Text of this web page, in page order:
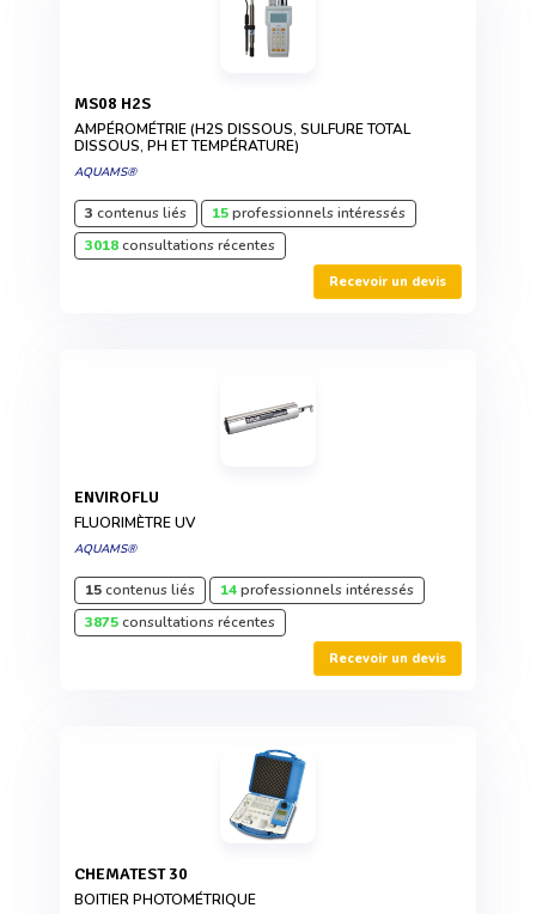
MS08 H2S
AMPÉROMÉTRIE (H2S DISSOUS, SULFURE TOTAL
DISSOUS, PH ET TEMPÉRATURE)
AQUAMS®
3 contenus liés 15professionnels intéressés
3018consultations récentes
Recevoir un devis
ENVIROFLU
FLUORIMÈTRE UV
AQUAMS®
15contenus liés 14professionnels intéressés
3875consultations récentes
Recevoir un devis
CHEMATEST 30
BOITIER PHOTOMÉTRIQUE